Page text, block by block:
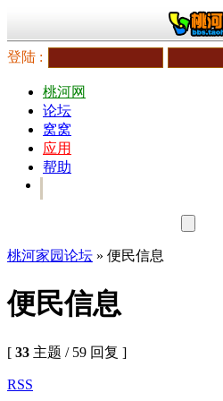
登陆 :
桃河网
论坛
窝窝
应用
帮助
桃河家园论坛 » 便民信息
便民信息
[ 33 主题 / 59 回复 ]
RSS